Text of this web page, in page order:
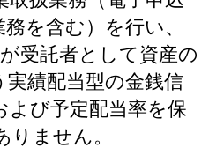
を含む）を行い、
受託者として資産の
績配当型の金銭信
よび予定配当率を保
ません。